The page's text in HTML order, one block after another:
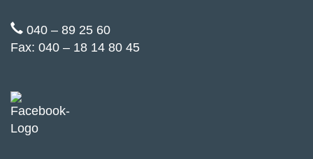
040 – 89 25 60
Fax: 040 – 18 14 80 45